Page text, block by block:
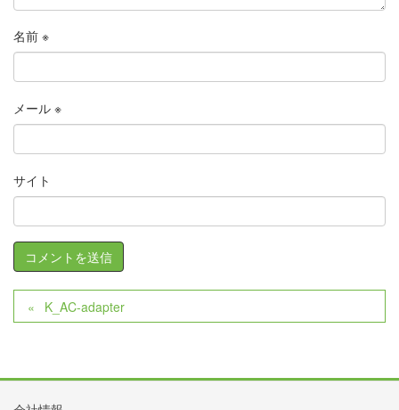
名前 ※
メール ※
サイト
K_AC-adapter